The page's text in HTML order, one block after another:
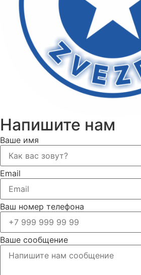
Напишите нам
Ваше имя
Email
Ваш номер телефона
Ваше сообщение